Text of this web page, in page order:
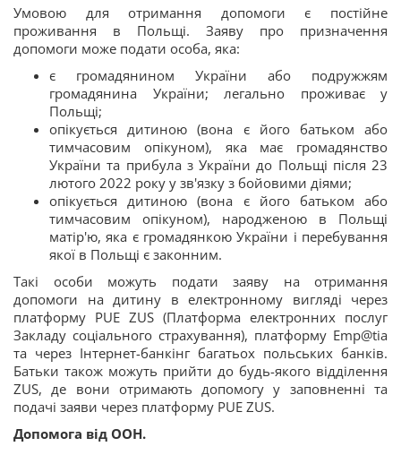
Умовою для отримання допомоги є постійне
проживання в Польщі. Заяву про призначення
допомоги може подати особа, яка:
є громадянином України або подружжям
громадянина України; легально проживає у
Польщі;
опікується дитиною (вона є його батьком або
тимчасовим опікуном), яка має громадянство
України та прибула з України до Польщі після 23
лютого 2022 року у зв'язку з бойовими діями;
опікується дитиною (вона є його батьком або
тимчасовим опікуном), народженою в Польщі
матір'ю, яка є громадянкою України і перебування
якої в Польщі є законним.
Такі особи можуть подати заяву на отримання
допомоги на дитину в електронному вигляді через
платформу PUE ZUS (Платформа електронних послуг
Закладу соціального страхування), платформу Emp@tia
та через Інтернет-банкінг багатьох польських банків.
Батьки також можуть прийти до будь-якого відділення
ZUS, де вони отримають допомогу у заповненні та
подачі заяви через платформу PUE ZUS.
Допомога від ООН.